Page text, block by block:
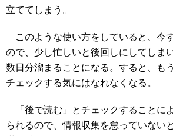
立ててしまう。
このような使い方をしていると、今
ので、少し忙しいと後回しにしてしま
数日分溜まることになる。すると、も
チェックする気にはなれなくなる。
「後で読む」とチェックすることに
られるので、情報収集を怠っていない